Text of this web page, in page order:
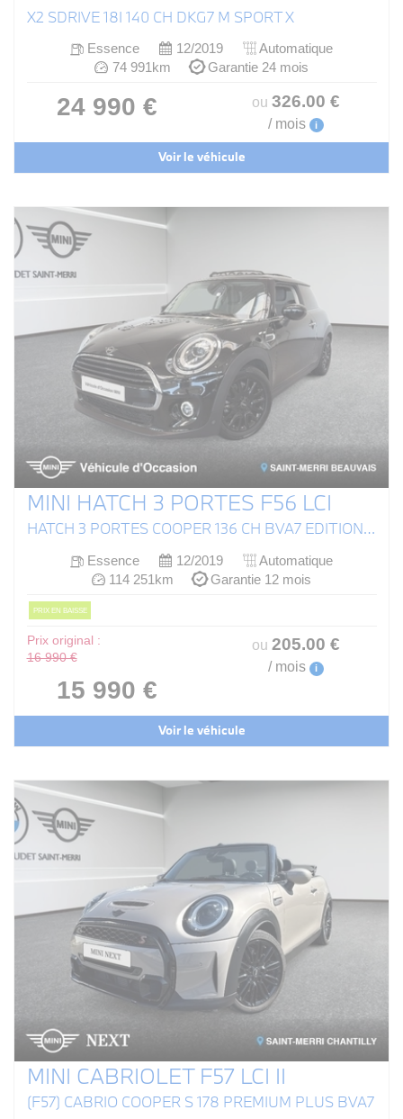
X2 SDRIVE 18I 140 CH DKG7 M SPORT X
Essence 12/2019
Automatique
74 991km
Garantie 24 mois
24 990 € ou 326.00 €
/ mois i
Voir le véhicule
MINI HATCH 3 PORTES F56 LCI
HATCH 3 PORTES COOPER 136 CH BVA7 EDITION HEDDON STREET
Essence 12/2019
Automatique
114 251km
Garantie 12 mois
PRIX EN BAISSE
Prix original :
16 990 €
15 990 €
ou 205.00 €
/ mois i
Voir le véhicule
MINI CABRIOLET F57 LCI II
(F57) CABRIO COOPER S 178 PREMIUM PLUS BVA7